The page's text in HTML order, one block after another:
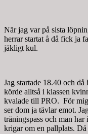
När jag var på sista
herrar startat å då fick ja
jäkligt kul.
Jag startade 18.40 och
körde alltså i klassen
kvalade till PRO. För
ser dom ja tävlar emot.
träningspass och man
krigar om en pallplats.